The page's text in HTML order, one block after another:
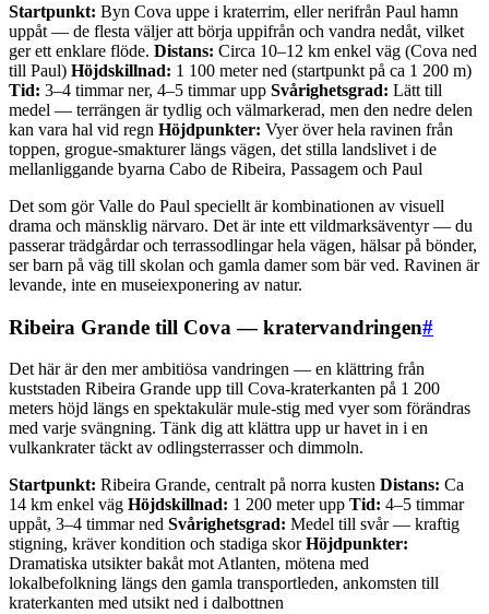
Startpunkt: Byn Cova uppe i kraterrim, eller nerifrån Paul hamn
uppåt — de flesta väljer att börja uppifrån och vandra nedåt, vilket
ger ett enklare flöde. Distans: Circa 10–12 km enkel väg (Cova ned
till Paul) Höjdskillnad: 1 100 meter ned (startpunkt på ca 1 200 m)
Tid: 3–4 timmar ner, 4–5 timmar upp Svårighetsgrad: Lätt till
medel — terrängen är tydlig och välmarkerad, men den nedre delen
kan vara hal vid regn Höjdpunkter: Vyer över hela ravinen från
toppen, grogue-smakturer längs vägen, det stilla landslivet i de
mellanliggande byarna Cabo de Ribeira, Passagem och Paul
Det som gör Valle do Paul speciellt är kombinationen av visuell
drama och mänsklig närvaro. Det är inte ett vildmarksäventyr — du
passerar trädgårdar och terrassodlingar hela vägen, hälsar på bönder,
ser barn på väg till skolan och gamla damer som bär ved. Ravinen är
levande, inte en museiexponering av natur.
Ribeira Grande till Cova — kratervandringen#
Det här är den mer ambitiösa vandringen — en klättring från
kuststaden Ribeira Grande upp till Cova-kraterkanten på 1 200
meters höjd längs en spektakulär mule-stig med vyer som förändras
med varje svängning. Tänk dig att klättra upp ur havet in i en
vulkankrater täckt av odlingsterrasser och dimmoln.
Startpunkt: Ribeira Grande, centralt på norra kusten Distans: Ca
14 km enkel väg Höjdskillnad: 1 200 meter upp Tid: 4–5 timmar
uppåt, 3–4 timmar ned Svårighetsgrad: Medel till svår — kraftig
stigning, kräver kondition och stadiga skorHöjdpunkter:
Dramatiska utsikter bakåt mot Atlanten, mötena med
lokalbefolkning längs den gamla transportleden, ankomsten till
kraterkanten med utsikt ned i dalbottnen